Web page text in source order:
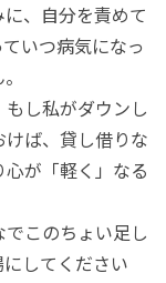
、自分を責めて
いつ病気になっ
し私がダウンし
ば、貸し借りな
が「軽く」なる
このちょい足し
してください